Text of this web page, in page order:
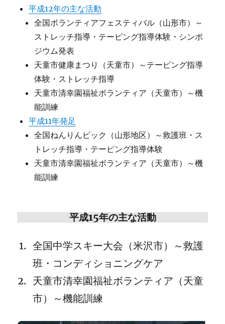
平成12年の主な活動
全国ボランティアフェスティバル（山形市）～
ストレッチ指導・テーピング指導体験・シンポ
ジウム発表
天童市健康まつり（天童市）～テーピング指導
体験・ストレッチ指導
天童市清幸園福祉ボランティア（天童市）～機
能訓練
平成11年発足
全国ねんりんピック（山形地区）～救護班・ス
トレッチ指導・テーピング指導体験
天童市清幸園福祉ボランティア（天童市）～機
能訓練
平成15年の主な活動
全国中学スキー大会（米沢市）～救護
班・コンディショニングケア
天童市清幸園福祉ボランティア（天童
市）～機能訓練